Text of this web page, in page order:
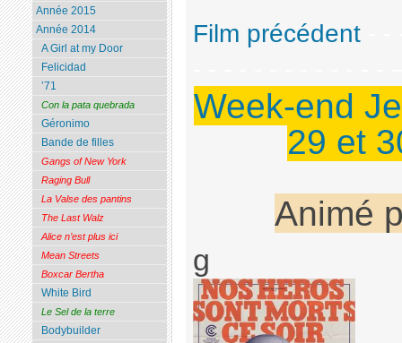
Film précédent
Week-end
29 et
Animé
g
Année 2015
Année 2014
A Girl at my Door
Felicidad
’71
Con la pata quebrada
Géronimo
Bande de filles
Gangs of New York
Raging Bull
La Valse des pantins
The Last Walz
Alice n’est plus ici
Mean Streets
Boxcar Bertha
White Bird
Le Sel de la terre
Bodybuilder